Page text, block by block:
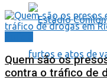
Quem são os
contra o tráfico de